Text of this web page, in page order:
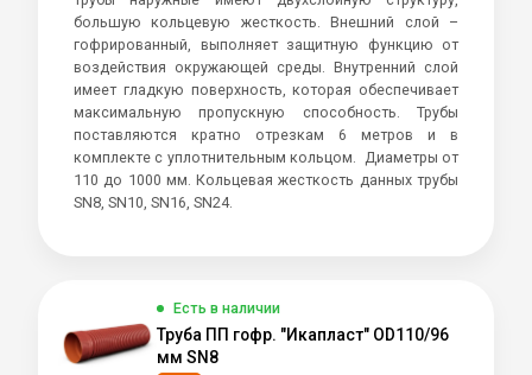
большую кольцевую жесткость. Внешний слой –
гофрированный, выполняет защитную функцию от
воздействия окружающей среды. Внутренний слой
имеет гладкую поверхность, которая обеспечивает
максимальную пропускную способность. Трубы
поставляются кратно отрезкам 6 метров и в
комплекте с уплотнительным кольцом. Диаметры от
110 до 1000 мм. Кольцевая жесткость данных трубы
SN8, SN10, SN16, SN24.
Есть в наличии
Труба ПП гофр. "Икапласт" OD110/96
мм SN8